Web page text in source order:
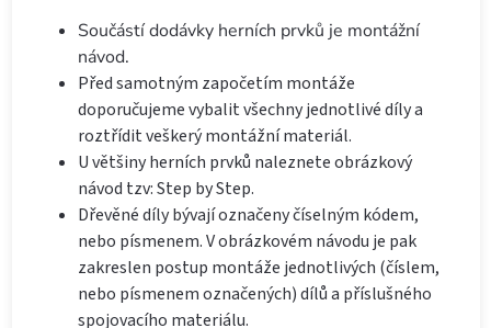
Součástí dodávky herních prvků je montážní
návod.
Před samotným započetím montáže
doporučujeme vybalit všechny jednotlivé díly a
roztřídit veškerý montážní materiál.
U většiny herních prvků naleznete obrázkový
návod tzv: Step by Step.
Dřevěné díly bývají označeny číselným kódem,
nebo písmenem. V obrázkovém návodu je pak
zakreslen postup montáže jednotlivých (číslem,
nebo písmenem označených) dílů a příslušného
spojovacího materiálu.